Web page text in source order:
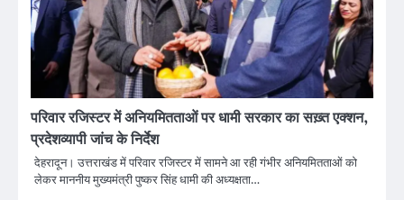
परिवार रजिस्टर में अनियमितताओं पर धामी सरकार का सख़्त एक्शन,
प्रदेशव्यापी जांच के निर्देश
देहरादून। उत्तराखंड में परिवार रजिस्टर में सामने आ रही गंभीर अनियमितताओं को
लेकर माननीय मुख्यमंत्री पुष्कर सिंह धामी की अध्यक्षता…